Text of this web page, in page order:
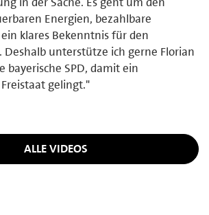
Energien, bezahlbare
klares Bekenntnis für den
unterstütze ich gerne Florian
bayerische SPD, damit ein
gelingt."
ALLE VIDEOS